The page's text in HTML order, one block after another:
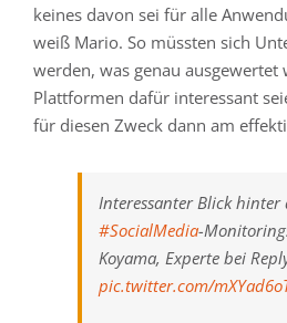
keines davon sei für alle
weiß Mario. So müssten sich
werden, was genau ausgewertet
Plattformen dafür interessant
für diesen Zweck dann am
Interessanter Blick hinter
#SocialMedia-
Koyama, Experte bei
pic.twitter.com/